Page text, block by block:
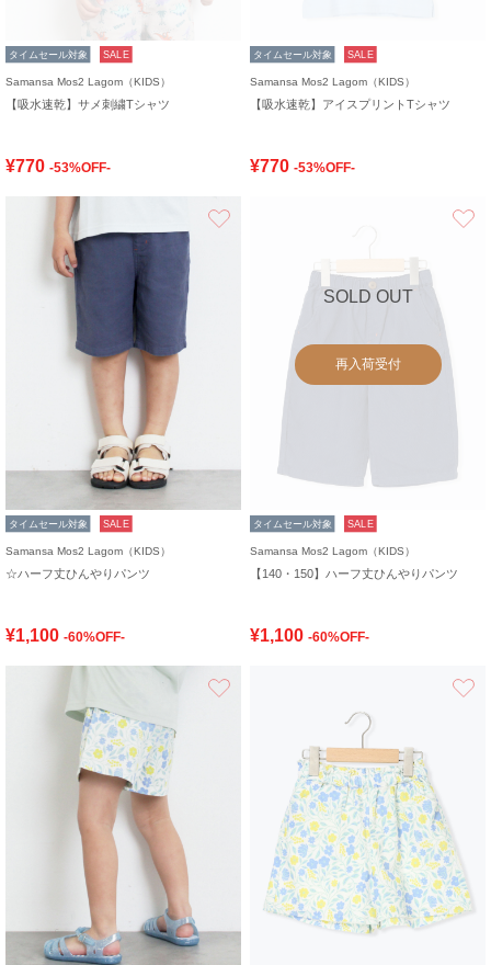
タイムセール対象 SALE
Samansa Mos2 Lagom（KIDS）
【吸水速乾】サメ刺繍Tシャツ
¥770 -53%OFF-
タイムセール対象 SALE
Samansa Mos2 Lagom（KIDS）
【吸水速乾】アイスプリントTシャツ
¥770 -53%OFF-
タイムセール対象 SALE
Samansa Mos2 Lagom（KIDS）
☆ハーフ丈ひんやりパンツ
¥1,100 -60%OFF-
SOLD OUT
再入荷受付
タイムセール対象 SALE
Samansa Mos2 Lagom（KIDS）
【140・150】ハーフ丈ひんやりパンツ
¥1,100 -60%OFF-